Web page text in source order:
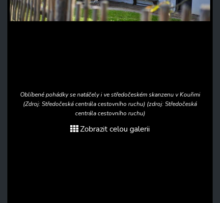
Oblíbené pohádky se natáčely i ve středočeském skanzenu v Kouřimi
(Zdroj: Středočeská centrála cestovního ruchu) (zdroj: Středočeská
centrála cestovního ruchu)
Zobrazit celou galerii